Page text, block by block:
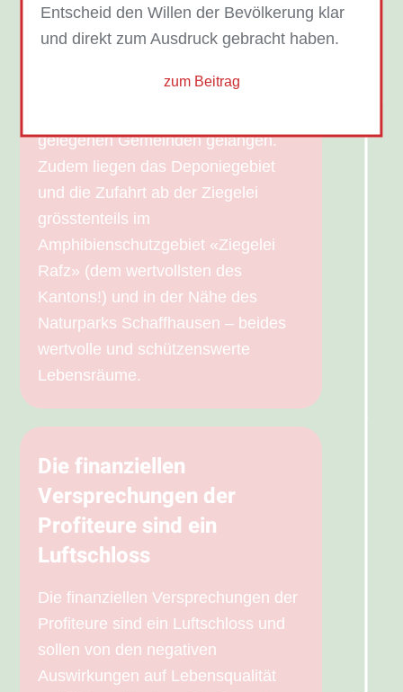
Entscheid den Willen der Bevölkerung klar
und direkt zum Ausdruck gebracht haben.
zum Beitrag
die Natur. Der Landbach würde
direkt an einer Giftmülldeponie
oder Unfällen dazu führen könnte,
gelegenen Gemeinden gelangen.
Zudem liegen das Deponiegebiet
und die Zufahrt ab der Ziegelei
grösstenteils im
Amphibienschutzgebiet «Ziegelei
Rafz» (dem wertvollsten des
Kantons!) und in der Nähe des
Naturparks Schaffhausen – beides
wertvolle und schützenswerte
Lebensräume.
Die finanziellen
Versprechungen der
Profiteure sind ein
Luftschloss
Die finanziellen Versprechungen der
Profiteure sind ein Luftschloss und
sollen von den negativen
Auswirkungen auf Lebensqualität